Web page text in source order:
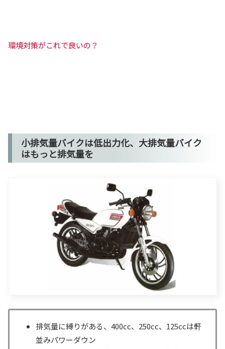
環境対策がこれで良いの？
小排気量バイクは低出力化、大排気量バイク
はもっと排気量を
排気量に縛りがある、400cc、250cc、125ccは軒
並みパワーダウン